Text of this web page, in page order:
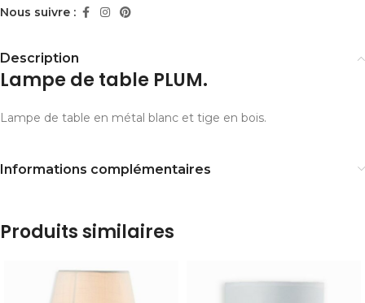
Nous suivre :
Description
Lampe de table PLUM.
Lampe de table en métal blanc et tige en bois.
Informations complémentaires
Produits similaires